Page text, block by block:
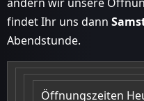
findet Ihr uns dann
Abendstunde.
Öffnungszeiten